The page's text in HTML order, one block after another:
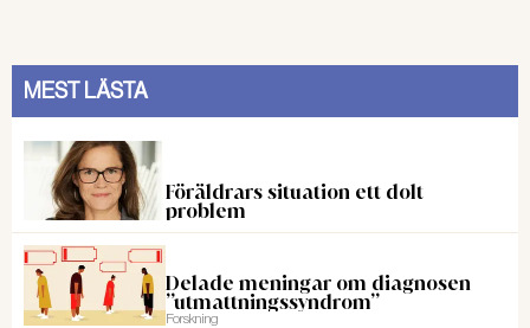
MEST LÄSTA
Föräldrars situation ett dolt
problem
Delade meningar om diagnosen
”utmattningssyndrom”
Forskning